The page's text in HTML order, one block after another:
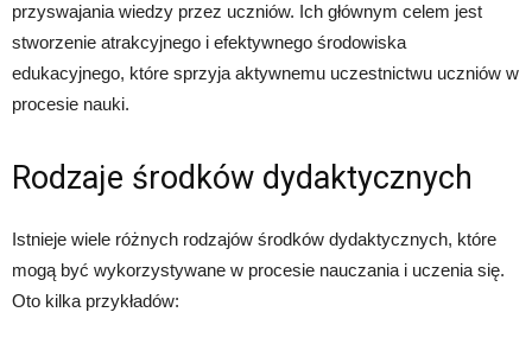
przyswajania wiedzy przez uczniów. Ich głównym celem jest
stworzenie atrakcyjnego i efektywnego środowiska
edukacyjnego, które sprzyja aktywnemu uczestnictwu uczniów w
procesie nauki.
Rodzaje środków dydaktycznych
Istnieje wiele różnych rodzajów środków dydaktycznych, które
mogą być wykorzystywane w procesie nauczania i uczenia się.
Oto kilka przykładów: